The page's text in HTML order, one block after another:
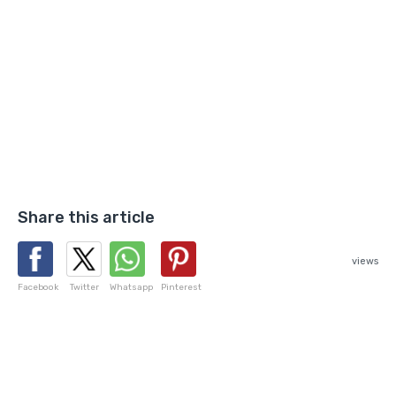
Share this article
Facebook Twitter Whatsapp Pinterest
views